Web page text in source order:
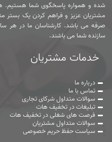
شده و همواره پاسخگوی شما
مشتریان عزیز و فراهم کردن یک بستر
صرفه می باشد. کارشناسان ما در هر
سازنده شما می باشند.
خدمات مشتریان
درباره ما
تماس با ما
سوالات متداول شرکای تجاری
تبلیغات در تخفیف هات
فرصت های شغلی در تخفیف هات
سوالات متداول مشتریان
سیاست حفظ حریم خصوصی